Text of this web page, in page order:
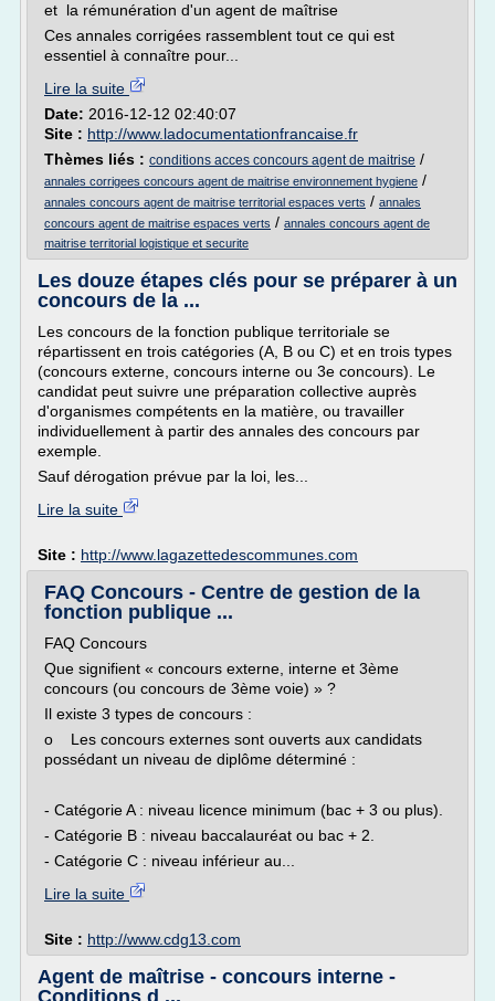
et la rémunération d'un agent de maîtrise
Ces annales corrigées rassemblent tout ce qui est
essentiel à connaître pour...
Lire la suite
Date: 2016-12-12 02:40:07
Site : http://www.ladocumentationfrancaise.fr
Thèmes liés : conditions acces concours agent de maitrise /
annales corrigees concours agent de maitrise environnement hygiene /
annales concours agent de maitrise territorial espaces verts / annales
concours agent de maitrise espaces verts / annales concours agent de
maitrise territorial logistique et securite
Les douze étapes clés pour se préparer à un
concours de la ...
Les concours de la fonction publique territoriale se
répartissent en trois catégories (A, B ou C) et en trois types
(concours externe, concours interne ou 3e concours). Le
candidat peut suivre une préparation collective auprès
d'organismes compétents en la matière, ou travailler
individuellement à partir des annales des concours par
exemple.
Sauf dérogation prévue par la loi, les...
Lire la suite
Site : http://www.lagazettedescommunes.com
FAQ Concours - Centre de gestion de la
fonction publique ...
FAQ Concours
Que signifient « concours externe, interne et 3ème
concours (ou concours de 3ème voie) » ?
Il existe 3 types de concours :
o Les concours externes sont ouverts aux candidats
possédant un niveau de diplôme déterminé :
- Catégorie A : niveau licence minimum (bac + 3 ou plus).
- Catégorie B : niveau baccalauréat ou bac + 2.
- Catégorie C : niveau inférieur au...
Lire la suite
Site : http://www.cdg13.com
Agent de maîtrise - concours interne -
Conditions d ...